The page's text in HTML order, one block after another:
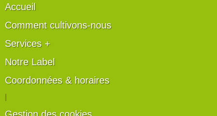
Accueil
Comment cultivons-nous
Services +
Notre Label
Coordonnées & horaires